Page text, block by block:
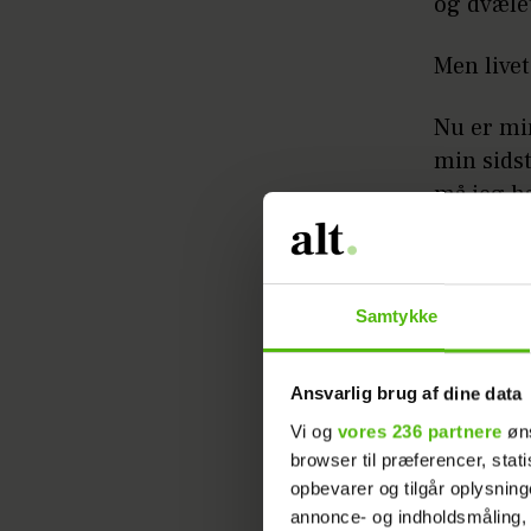
Samtykke
Ansvarlig brug af dine data
Vi og vores 236 partnere
browser til præferencer,
opbevarer og tilgår
annonce- og
Men
Nu er
min
må jeg
tung
Nu er
Det
som